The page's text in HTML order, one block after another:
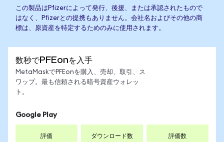
この製品はPfizerによって発行、後援、または承認されたもので
はなく、Pfizerとの提携もありません。会社名およびその他の商
標は、原資産を特定するためのみに使用されます。
数秒でPFEonを入手
MetaMaskでPFEonを購入、売却、取引、ス
ワップ。最も信頼される暗号資産ウォレッ
ト。
Google Play
評価 ダウンロード数 評価数